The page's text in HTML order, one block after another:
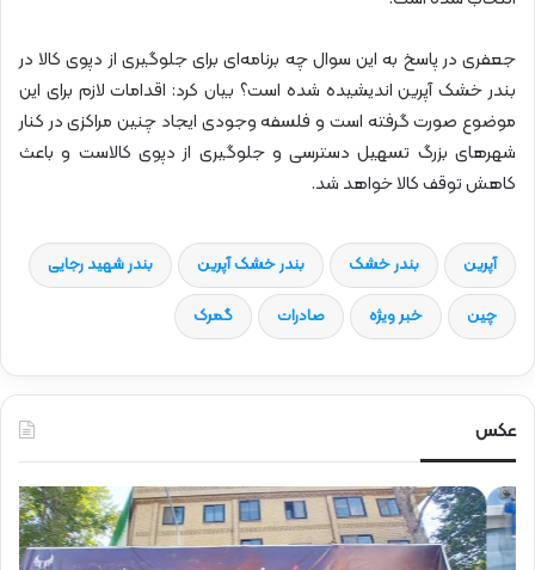
جعفری در پاسخ به این سوال چه برنامه‌ای برای جلوگیری از دپوی کالا در
بندر خشک آپرین اندیشیده شده است؟ بیان کرد: اقدامات لازم برای این
موضوع صورت گرفته است و فلسفه وجودی ایجاد چنین مراکزی در کنار
شهرهای بزرگ تسهیل دسترسی و جلوگیری از دپوی کالاست و باعث
کاهش توقف کالا خواهد شد.
آپرین بندر خشک بندر خشک آپرین بندر شهید رجایی
چین خبر ویژه صادرات گمرک
عکس
ح
ض
و